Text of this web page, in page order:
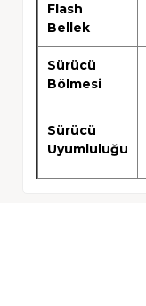
Flash
Bellek
Sürücü
Bölmesi
Sürücü
Uyumluluğu